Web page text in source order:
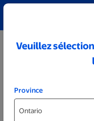
Veuillez
Province